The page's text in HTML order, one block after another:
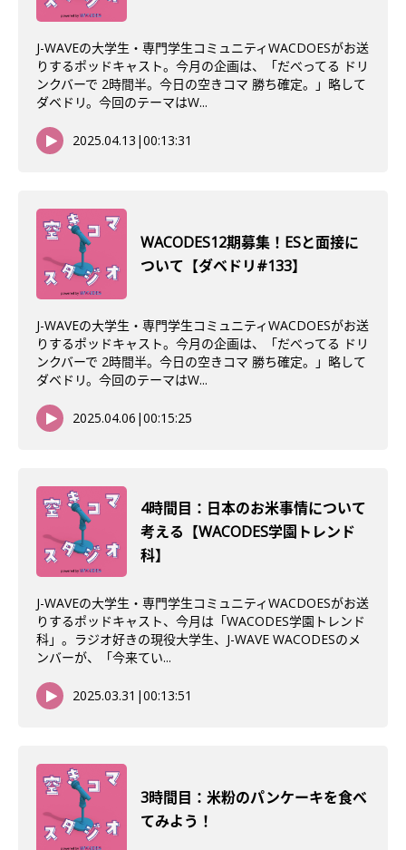
J-WAVEの大学生・専門学生コミュニティWACDOESがお送
りするポッドキャスト。今月の企画は、「だべってる ドリ
ンクバーで 2時間半。今日の空きコマ 勝ち確定。」略して
ダベドリ。今回のテーマはW...
2025.04.13 |00:13:31
WACODES12期募集！ESと面接に
ついて【ダベドリ#133】
J-WAVEの大学生・専門学生コミュニティWACDOESがお送
りするポッドキャスト。今月の企画は、「だべってる ドリ
ンクバーで 2時間半。今日の空きコマ 勝ち確定。」略して
ダベドリ。今回のテーマはW...
2025.04.06 |00:15:25
4時間目：日本のお米事情について
考える【WACODES学園トレンド
科】
J-WAVEの大学生・専門学生コミュニティWACDOESがお送
りするポッドキャスト、今月は「WACODES学園トレンド
科」。ラジオ好きの現役大学生、J-WAVE WACODESのメ
ンバーが、「今来てい...
2025.03.31 |00:13:51
3時間目：米粉のパンケーキを食べ
てみよう！